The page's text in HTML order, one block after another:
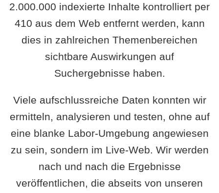
2.000.000 indexierte Inhalte kontrolliert per
410 aus dem Web entfernt werden, kann
dies in zahlreichen Themenbereichen
sichtbare Auswirkungen auf
Suchergebnisse haben.
Viele aufschlussreiche Daten konnten wir
ermitteln, analysieren und testen, ohne auf
eine blanke Labor-Umgebung angewiesen
zu sein, sondern im Live-Web. Wir werden
nach und nach die Ergebnisse
veröffentlichen, die abseits von unseren